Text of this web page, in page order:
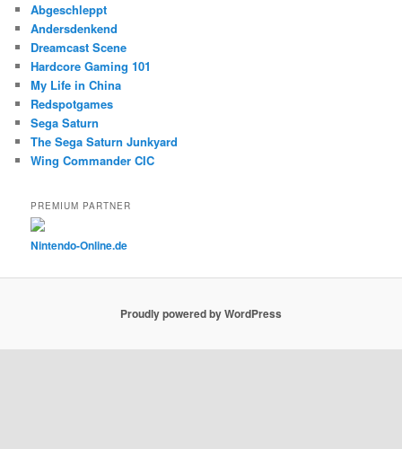
Abgeschleppt
Andersdenkend
Dreamcast Scene
Hardcore Gaming 101
My Life in China
Redspotgames
Sega Saturn
The Sega Saturn Junkyard
Wing Commander CIC
PREMIUM PARTNER
Nintendo-Online.de
Proudly powered by WordPress